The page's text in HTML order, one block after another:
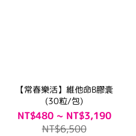
【常春樂活】維他命B膠囊
(30粒/包)
NT$480 ~ NT$3,190
NT$6,500